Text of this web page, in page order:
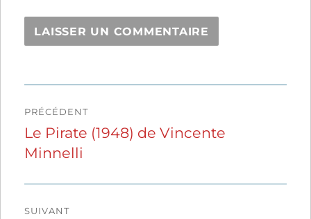
de
l’article
PRÉCÉDENT
Publication
précédente :
Le Pirate (1948) de Vincente
Minnelli
SUIVANT